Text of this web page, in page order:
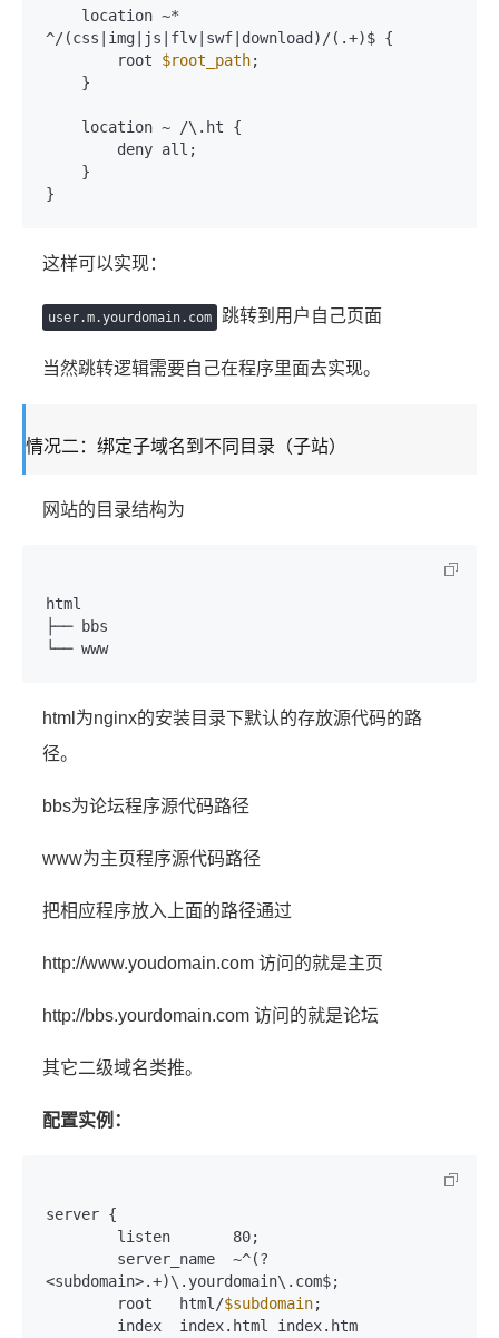
^/(css|img|js|flv|swf|download)/(.+)$ {
        root
$root_path;
}
这样可以实现：
user.m.yourdomain. com 跳转到用户自己页面
当然跳转逻辑需要自己在程序里面去实现。
情况二：绑定子域名到不同目录（子站）
网站的目录结构为
html
├── bbs
└── www
html为nginx的安装目录下默认的存放源代码的路
径。
bbs为论坛程序源代码路径
www为主页程序源代码路径
把相应程序放入上面的路径通过
http://www.youdomain.com 访问的就是主页
http://bbs.yourdomain.com 访问的就是论坛
其它二级域名类推。
配置实例：
server {
<subdomain>.+)\.yourdomain\.com$;
        root   html/
$subdomain;